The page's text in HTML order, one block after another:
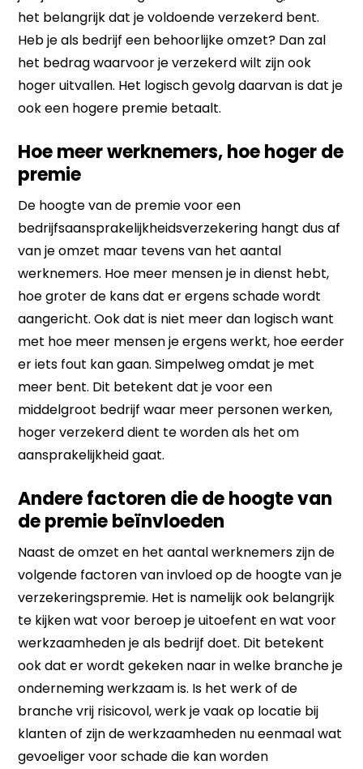
het belangrijk dat je voldoende verzekerd bent.
Heb je als bedrijf een behoorlijke omzet? Dan zal
het bedrag waarvoor je verzekerd wilt zijn ook
hoger uitvallen. Het logisch gevolg daarvan is dat je
ook een hogere premie betaalt.
Hoe meer werknemers, hoe hoger de
premie
De hoogte van de premie voor een
bedrijfsaansprakelijkheidsverzekering hangt dus af
van je omzet maar tevens van het aantal
werknemers. Hoe meer mensen je in dienst hebt,
hoe groter de kans dat er ergens schade wordt
aangericht. Ook dat is niet meer dan logisch want
met hoe meer mensen je ergens werkt, hoe eerder
er iets fout kan gaan. Simpelweg omdat je met
meer bent. Dit betekent dat je voor een
middelgroot bedrijf waar meer personen werken,
hoger verzekerd dient te worden als het om
aansprakelijkheid gaat.
Andere factoren die de hoogte van
de premie beïnvloeden
Naast de omzet en het aantal werknemers zijn de
volgende factoren van invloed op de hoogte van je
verzekeringspremie. Het is namelijk ook belangrijk
te kijken wat voor beroep je uitoefent en wat voor
werkzaamheden je als bedrijf doet. Dit betekent
ook dat er wordt gekeken naar in welke branche je
onderneming werkzaam is. Is het werk of de
branche vrij risicovol, werk je vaak op locatie bij
klanten of zijn de werkzaamheden nu eenmaal wat
gevoeliger voor schade die kan worden